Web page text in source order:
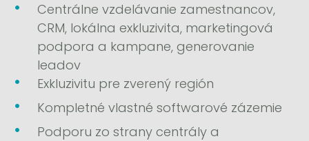
Centrálne vzdelávanie zamestnancov,
CRM, lokálna exkluzivita, marketingová
podpora a kampane, generovanie
leadov
Exkluzivitu pre zverený región
Kompletné vlastné softwarové zázemie
Podporu zo strany centrály a